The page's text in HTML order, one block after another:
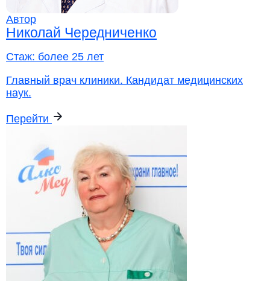
Автор
Николай Чередниченко
Стаж: более 25 лет
Главный врач клиники. Кандидат медицинских
наук.
Перейти